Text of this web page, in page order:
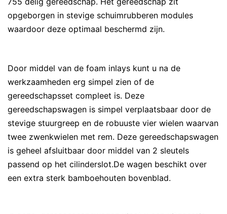
opgeborgen in stevige schuimrubberen modules
waardoor deze optimaal beschermd zijn.
Door middel van de foam inlays kunt u na de
werkzaamheden erg simpel zien of de
gereedschapsset compleet is. Deze
gereedschapswagen is simpel verplaatsbaar door de
stevige stuurgreep en de robuuste vier wielen waarvan
twee zwenkwielen met rem. Deze gereedschapswagen
is geheel afsluitbaar door middel van 2 sleutels
passend op het cilinderslot.De wagen beschikt over
een extra sterk bamboehouten bovenblad.